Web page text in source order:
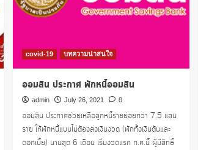
covid-19 บทความน่าสนใจ
ออมสิน ประกาศ พักหนี้ออมสิน
admin July 26, 2021 0
ออมสิน ประกาศช่วยเหลือลูกหนี้รายย่อยกว่า 7.5 แสน
ราย ให้พักหนี้แบบไม่ต้องส่งเงินงวด (พักทั้งเงินต้นและ
ดอกเบี้ย) นานสุด 6 เดือน เริ่มงวดแรก ก.ค.นี้ ผู้มีสิทธิ์